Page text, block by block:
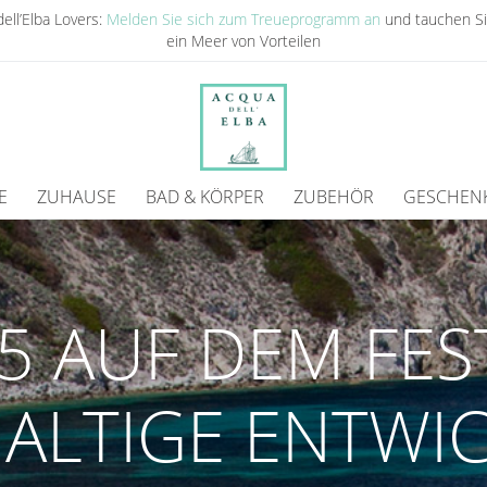
Lovers: Melden Sie sich zum Treueprogramm an und tauchen
ein Meer von Vorteilen
ZUHAUSE BAD & KÖRPER ZUBEHÖR
AUF DEM